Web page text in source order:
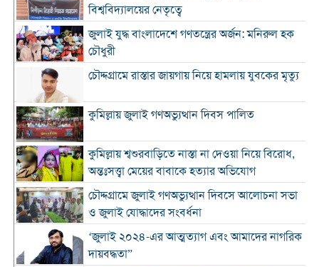
বিশ্ববিদ্যালয়ের নেতৃত্বে
জুলাই যুদ্ধ বাংলাদেশে গণতন্ত্রের অর্জন: মনিরুল হক
চৌধুরী
চৌদ্দগ্রামে রাস্তার জায়গায় নিয়ে হামলায় যুবকের মৃত্যু
কুমিল্লায় জুলাই গণঅভ্যুত্থান দিবস পালিত
কুমিল্লায় শ্বশুরবাড়িতে নাস্তা না দেওয়া নিয়ে বিরোধ,
অন্তঃসত্ত্বা মেয়ের বাবাকে হত্যার অভিযোগ
চৌদ্দগ্রামে জুলাই গণঅভ্যুত্থান দিবসে আলোচনা সভা
ও জুলাই যোদ্ধাদের সংবর্ধনা
‘জুলাই ২০২৪-এর আত্মত্যাগ এবং আমাদের নাগরিক
দায়বদ্ধতা”